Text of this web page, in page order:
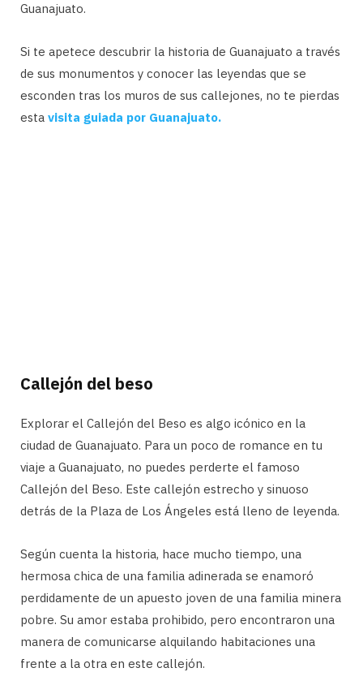
Guanajuato.
Si te apetece descubrir la historia de Guanajuato a través
de sus monumentos y conocer las leyendas que se
esconden tras los muros de sus callejones, no te pierdas
esta visita guiada por Guanajuato.
Callejón del beso
Explorar el Callejón del Beso es algo icónico en la
ciudad de Guanajuato. Para un poco de romance en tu
viaje a Guanajuato, no puedes perderte el famoso
Callejón del Beso. Este callejón estrecho y sinuoso
detrás de la Plaza de Los Ángeles está lleno de leyenda.
Según cuenta la historia, hace mucho tiempo, una
hermosa chica de una familia adinerada se enamoró
perdidamente de un apuesto joven de una familia minera
pobre. Su amor estaba prohibido, pero encontraron una
manera de comunicarse alquilando habitaciones una
frente a la otra en este callejón.